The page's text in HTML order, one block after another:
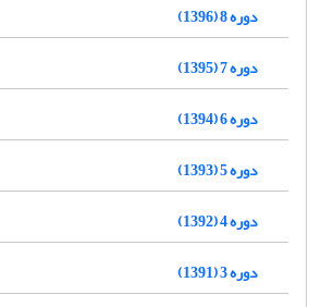
دوره 8 (1396)
دوره 7 (1395)
دوره 6 (1394)
دوره 5 (1393)
دوره 4 (1392)
دوره 3 (1391)